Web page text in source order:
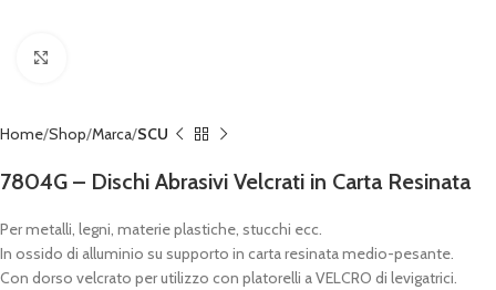
Home Shop Marca SCU
7804G – Dischi Abrasivi Velcrati in Carta Resinata
Per metalli, legni, materie plastiche, stucchi ecc.
In ossido di alluminio su supporto in carta resinata medio-pesante.
Con dorso velcrato per utilizzo con platorelli a VELCRO di levigatrici.